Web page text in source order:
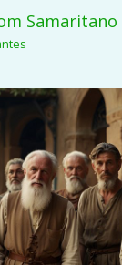
Samaritano